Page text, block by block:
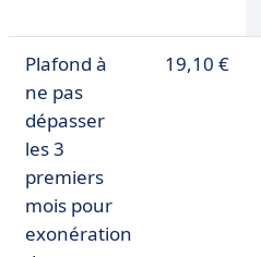
Plafond à
ne pas
dépasser
les 3
premiers
mois pour
exonération
19,10 €